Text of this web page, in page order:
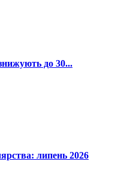
до 30...
липень 2026